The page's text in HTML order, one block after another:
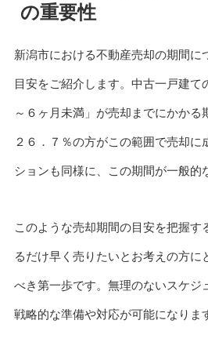
の重要性
新潟市における不動産売却の期間に
目安をご紹介します。中古一戸建て
～６ヶ月未満」が売却までにかかる
２６．７％の方がこの範囲で売却に
ションも同様に、この期間が一般的
このような売却期間の目安を把握す
るだけ早く売りたいとお考えの方に
べき第一歩です。無理のないスケジ
戦略的な準備や対応が可能になりま